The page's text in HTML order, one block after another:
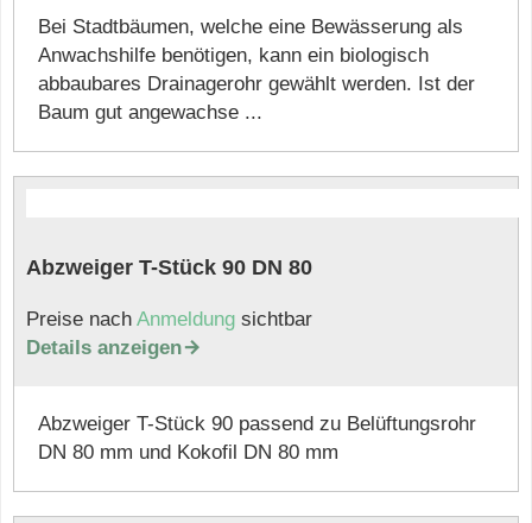
Bei Stadtbäumen, welche eine Bewässerung als
Anwachshilfe benötigen, kann ein biologisch
abbaubares Drainagerohr gewählt werden. Ist der
Baum gut angewachse ...
Abzweiger T-Stück 90 DN 80
Preise nach Anmeldung sichtbar
Details anzeigen
Abzweiger T-Stück 90 passend zu Belüftungsrohr
DN 80 mm und Kokofil DN 80 mm